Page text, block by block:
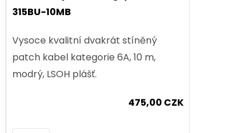
315BU-10MB
Vysoce kvalitní dvakrát stíněný
patch kabel kategorie 6A, 10 m,
modrý, LSOH plášť.
475,00 CZK